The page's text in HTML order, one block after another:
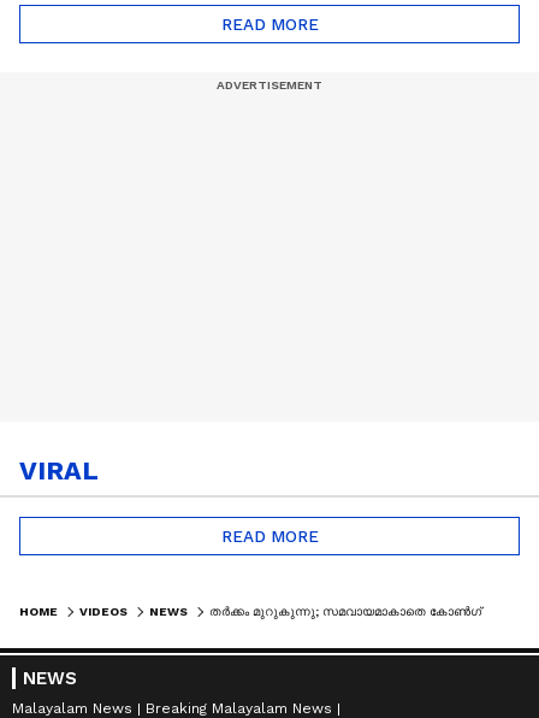
READ MORE
VIRAL
READ MORE
HOME VIDEOS NEWS തർക്കം മുറുകുന്നു; സമവായമാകാതെ കോൺഗ്രസിലെ മന്ത്രി സ്ഥാന ചർച്ചകൾ | CONGRESS | UDF CABINET
NEWS
Malayalam News
Breaking Malayalam News